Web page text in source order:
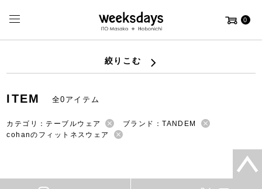
0
絞りこむ
ITEM 全0アイテム
カテゴリ：テーブルウェア
ブランド：TANDEM
cohanのフィットネスウェア